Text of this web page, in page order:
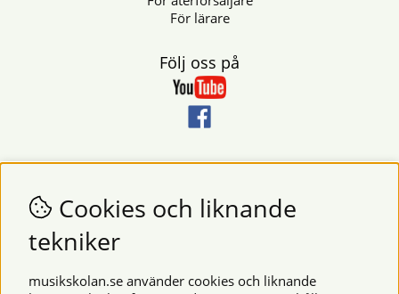
För lärare
Följ oss på
Nyhetsbrev
Vill du få nyheter och erbjudanden från oss? Fyll då i din e-
postadress i fältet nedan.
Cookies och liknande
tekniker
musikskolan.se använder cookies och liknande